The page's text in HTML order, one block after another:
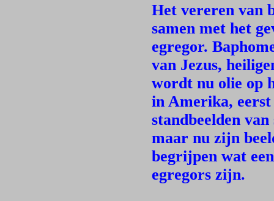
Het vereren van
samen met het
egregor.
van Jezus,
wordt nu olie op
in Amerika, eerst
standbeelden
maar nu zijn
begrijpen wat
egregors zijn.